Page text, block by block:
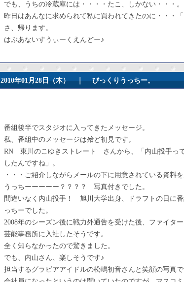
でも、うちの冷蔵庫には・・・・たこ、しかない・・・。
昨日はあんなに求められて私に買われてきたのに・・・
さ、帰ります。
はぶあないすうぃーくえんどー♪
2010年01月28日（木） ｜びっくりうっちー。
番組後半でスタジオに入ってきたメッセージ。
私、番組中のメッセージは殆ど初見です。
RN 東川のこゆきストレート さんから、「内山投手っ
したんですね」。
・・・ご紹介しながらメールの下に用意されている資料
うっちーーーーー？？？？ 写真付きでした。
間違いなく内山投手！ 旭川大学出身、ドラフトの日に
っちーでした。
2008年のシーズン後に戦力外通告を受けた後、ファイタ
芸能事務所に入社したそうです。
全く知らなかったので驚きました。
でも、内山さん、楽しそうです♪
担当するグラビアアイドルの松嶋初音さんと笑顔の写真で